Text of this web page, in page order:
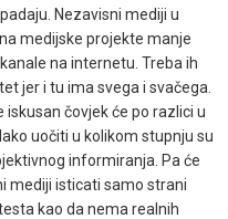
Nezavisni mediji u
medijske projekte manje
na internetu. Treba ih
jer i tu ima svega i svačega.
čovjek će po razlici u
uočiti u kolikom stupnju su
informiranja. Pa će
mediji isticati samo strani
kao da nema realnih